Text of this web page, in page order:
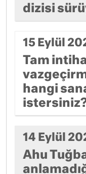
dizisi
15 Eylül
Tam
hangi
14 Eylül
Ahu